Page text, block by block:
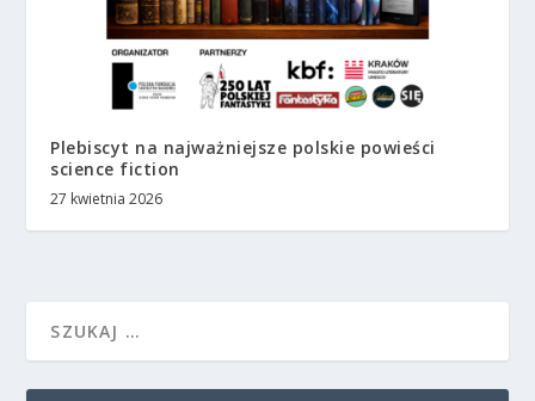
Plebiscyt na najważniejsze polskie powieści
science fiction
27 kwietnia 2026